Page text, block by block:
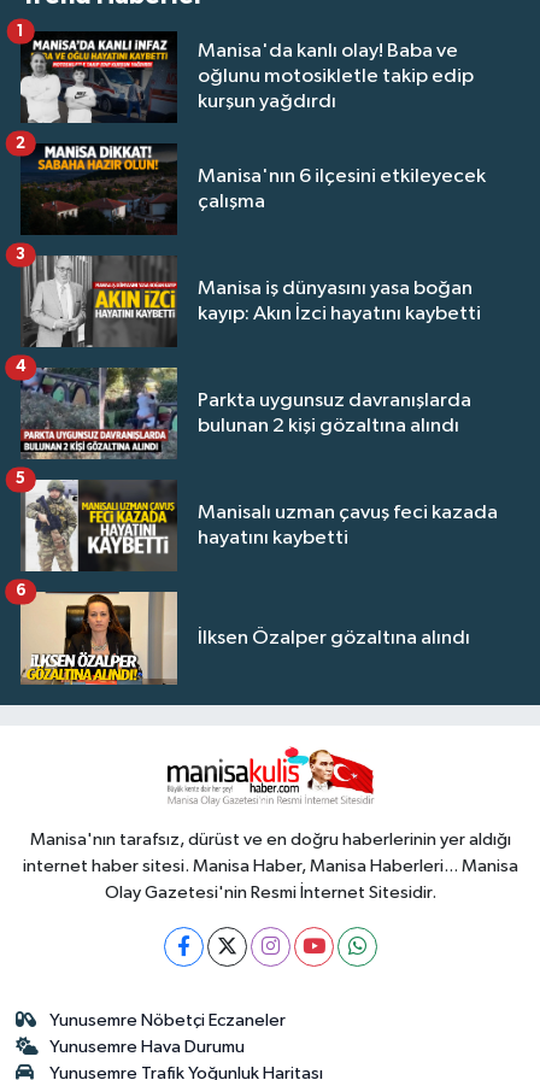
Manisa'da kanlı olay! Baba ve
oğlunu motosikletle takip edip
kurşun yağdırdı
1
Manisa'nın 6 ilçesini etkileyecek
çalışma
2
Manisa iş dünyasını yasa boğan
kayıp: Akın İzci hayatını kaybetti
3
Parkta uygunsuz davranışlarda
bulunan 2 kişi gözaltına alındı
4
Manisalı uzman çavuş feci kazada
hayatını kaybetti
5
İlksen Özalper gözaltına alındı
6
Manisa'nın tarafsız, dürüst ve en doğru haberlerinin yer aldığı
internet haber sitesi. Manisa Haber, Manisa Haberleri... Manisa
Olay Gazetesi'nin Resmi İnternet Sitesidir.
Yunusemre Nöbetçi Eczaneler
Yunusemre Hava Durumu
Yunusemre Trafik Yoğunluk Haritası